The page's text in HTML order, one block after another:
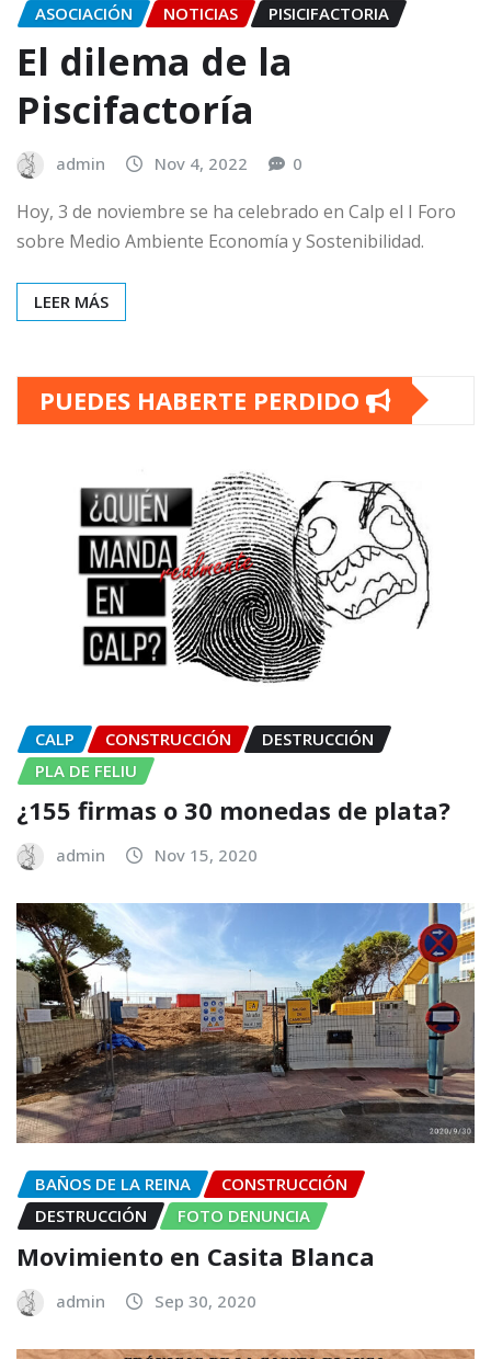
ASOCIACIÓN NOTICIAS PISICIFACTORIA
El dilema de la
Piscifactoría
admin Nov 4, 2022 0
Hoy, 3 de noviembre se ha celebrado en Calp el I Foro
sobre Medio Ambiente Economía y Sostenibilidad.
LEER MÁS
PUEDES HABERTE PERDIDO
CALP CONSTRUCCIÓN
DESTRUCCIÓN
PLA DE FELIU
¿155 firmas o 30 monedas de plata?
admin Nov 15, 2020
BAÑOS DE LA REINA
CONSTRUCCIÓN
DESTRUCCIÓN
FOTO DENUNCIA
Movimiento en Casita Blanca
admin Sep 30, 2020